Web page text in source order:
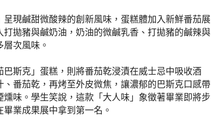
現鹹甜微酸辣的創新風味，蛋糕體加入新鮮番茄展
拋豬與鹹奶油，奶油的微鹹乳香、打拋豬的鹹辣與
次風味。
斯克」蛋糕，則將番茄乾浸漬在威士忌中吸收酒
番茄乾，再烤至外皮微焦，讓濃郁的巴斯克口感帶
味。學生笑說，這款「大人味」象徵著畢業即將步
業成果展中拿到第一名。